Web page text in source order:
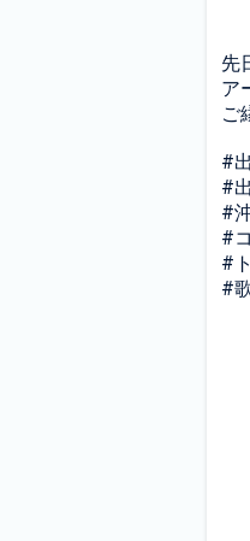
先
ア
ご
#
#
#
#
#
#